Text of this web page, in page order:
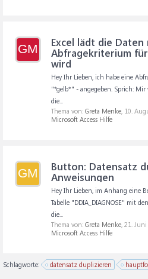
GM
Excel lädt die
Abfragekriterium
wird
Hey Ihr Lieben, ich habe eine
"*gelb*" - angegeben. Sprich: Mir
die...
Thema von: Greta Menke, 10.
Microsoft Access Hilfe
GM
Button: Datensatz
Anweisungen
Hey Ihr Lieben, im Anhang eine
Tabelle "DDIA_DIAGNOSE" mit
die...
Thema von: Greta Menke, 21. Juni
Microsoft Access Hilfe
Schlagworte: datensatz duplizieren